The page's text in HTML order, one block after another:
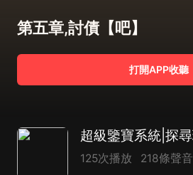
第五章,討債【吧】
打開APP收聽
125次播放 218條聲音